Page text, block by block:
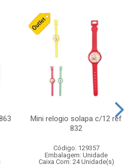
Mini relogio solapa c/12 ref
832
Código: 129357
Embalagem: Unidade
Caixa Com: 24 Unidade(s)